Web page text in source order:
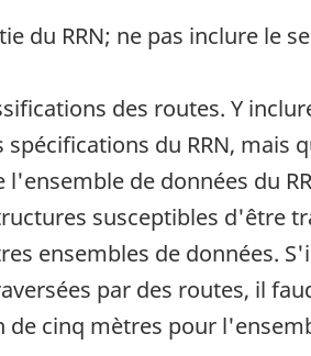
du RRN; ne pas inclure le
des routes. Y
du RRN, mais
de données du
susceptibles d'être
ensembles de données.
par des routes, il
cinq mètres pour